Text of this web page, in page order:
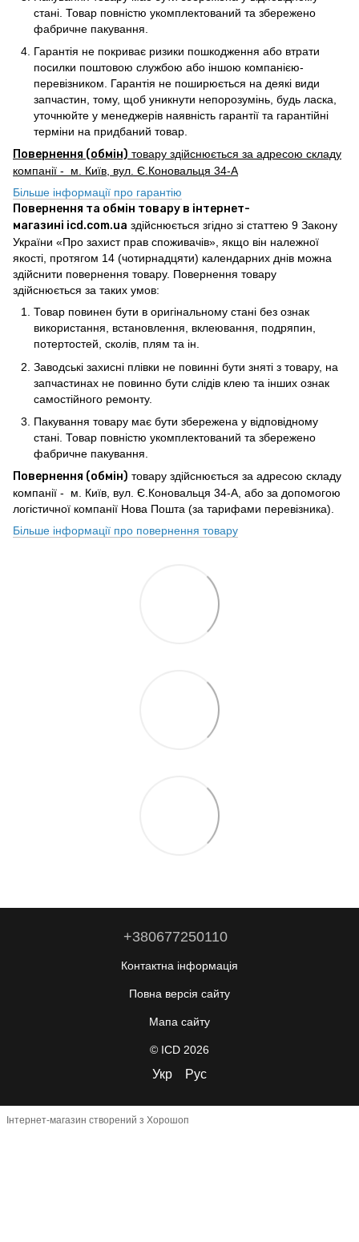
стані. Товар повністю укомплектований та збережено
фабричне пакування.
Гарантія не покриває ризики пошкодження або втрати
посилки поштовою службою або іншою компанією-
перевізником. Гарантія не поширюється на деякі види
запчастин, тому, щоб уникнути непорозумінь, будь ласка,
уточнюйте у менеджерів наявність гарантії та гарантійні
терміни на придбаний товар.
Повернення (обмін) товару здійснюється за адресою складу
компанії - м. Київ, вул. Є.Коновальця 34-А
Більше інформації про гарантію
Повернення та обмін товару в інтернет-
магазині icd.com.ua здійснюється згідно зі статтею 9 Закону
України «Про захист прав споживачів», якщо він належної
якості, протягом 14 (чотирнадцяти) календарних днів можна
здійснити повернення товару. Повернення товару
здійснюється за таких умов:
Товар повинен бути в оригінальному стані без ознак
використання, встановлення, вклеювання, подряпин,
потертостей, сколів, плям та ін.
Заводські захисні плівки не повинні бути зняті з товару, на
запчастинах не повинно бути слідів клею та інших ознак
самостійного ремонту.
Пакування товару має бути збережена у відповідному
стані. Товар повністю укомплектований та збережено
фабричне пакування.
Повернення (обмін) товару здійснюється за адресою складу
компанії - м. Київ, вул. Є.Коновальця 34-А, або за допомогою
логістичної компанії Нова Пошта (за тарифами перевізника).
Більше інформації про повернення товару
+380677250110
Контактна інформація
Повна версія сайту
Мапа сайту
© ICD 2026
Укр Рус
Інтернет-магазин створений з Хорошоп